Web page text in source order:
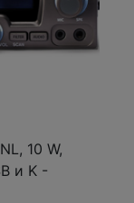
10 W,
и K -